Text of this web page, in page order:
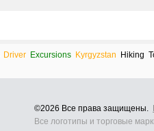
Driver Excursions Kyrgyzstan Hiking
©2026 Все права защищены.
Все логотипы и торговые